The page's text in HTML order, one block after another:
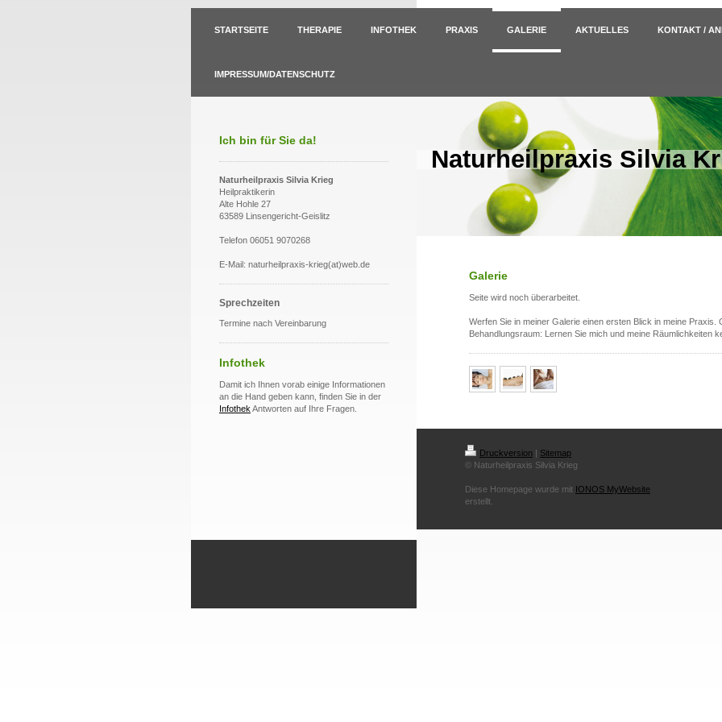
STARTSEITE THERAPIE INFOTHEK PRAXIS GALERIE AKTUELLES KONTAKT /
IMPRESSUM/DATENSCHUTZ
Ich bin für Sie da!
Naturheilpraxis Silvia Krieg
Heilpraktikerin
Alte Hohle 27
63589 Linsengericht-Geislitz
Telefon 06051 9070268
E-Mail: naturheilpraxis-krieg(at)web.de
Sprechzeiten
Termine nach Vereinbarung
Infothek
Damit ich Ihnen vorab einige Informationen
an die Hand geben kann, finden Sie in der
Infothek Antworten auf Ihre Fragen.
Naturheilpraxis Silvia
Galerie
Seite wird noch überarbeitet.
Werfen Sie in meiner Galerie einen ersten Blick in meine
Behandlungsraum: Lernen Sie mich und meine Räumlichkeiten
Druckversion | Sitemap
© Naturheilpraxis Silvia Krieg
Diese Homepage wurde mit IONOS MyWebsite
erstellt.